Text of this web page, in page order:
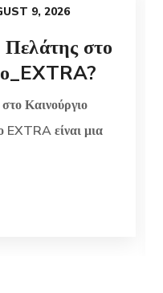
9, 2026
στο
Καινούργιο
είναι μια